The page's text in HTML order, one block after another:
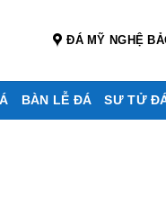
ĐÁ MỸ NGHỆ
BÀN LỄ ĐÁ SƯ TỬ